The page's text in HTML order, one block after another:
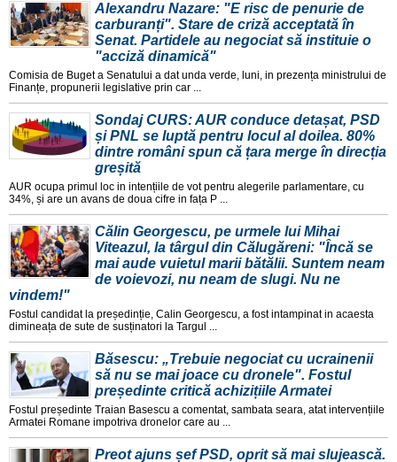
Alexandru Nazare: "E risc de penurie de
carburanți". Stare de criză acceptată în
Senat. Partidele au negociat să instituie o
"acciză dinamică"
Comisia de Buget a Senatului a dat unda verde, luni, in prezența ministrului de
Finanțe, propunerii legislative prin car ...
Sondaj CURS: AUR conduce detașat, PSD
și PNL se luptă pentru locul al doilea. 80%
dintre români spun că țara merge în direcția
greșită
AUR ocupa primul loc in intențiile de vot pentru alegerile parlamentare, cu
34%, și are un avans de doua cifre in fața P ...
Călin Georgescu, pe urmele lui Mihai
Viteazul, la târgul din Călugăreni: "Încă se
mai aude vuietul marii bătălii. Suntem neam
de voievozi, nu neam de slugi. Nu ne
vindem!"
Fostul candidat la președinție, Calin Georgescu, a fost intampinat in acaesta
dimineața de sute de susținatori la Targul ...
Băsescu: „Trebuie negociat cu ucrainenii
să nu se mai joace cu dronele". Fostul
președinte critică achizițiile Armatei
Fostul președinte Traian Basescu a comentat, sambata seara, atat intervențiile
Armatei Romane impotriva dronelor care au ...
Preot ajuns șef PSD, oprit să mai slujească.